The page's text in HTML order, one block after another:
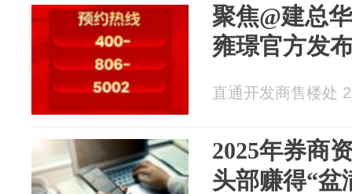
聚焦@建总
雍璟官方发
直通开发商售楼处
2025年券商
头部赚得“盆